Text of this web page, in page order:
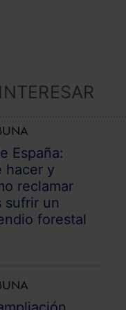
España:
hacer y
reclamar
sufrir un
forestal